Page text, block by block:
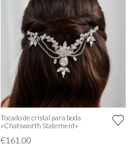
Tocado de cristal para boda
«Chatsworth Statement»
€161.00